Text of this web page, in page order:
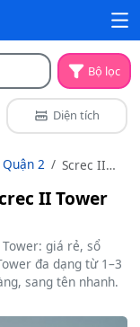
Bộ lọc
Diện tích
Quận 2
Screc II
II Tower
giá rẻ, sổ
đa dạng từ 1–3
sang tên nhanh.